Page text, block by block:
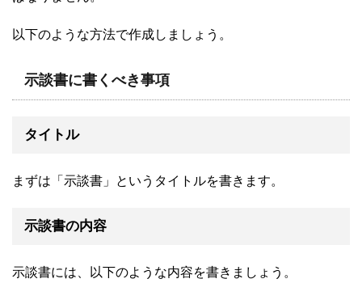
以下のような方法で作成しましょう。
示談書に書くべき事項
タイトル
まずは「示談書」というタイトルを書きます。
示談書の内容
示談書には、以下のような内容を書きましょう。